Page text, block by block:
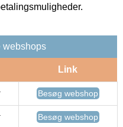
webshops
Link
Besøg webshop
Besøg webshop